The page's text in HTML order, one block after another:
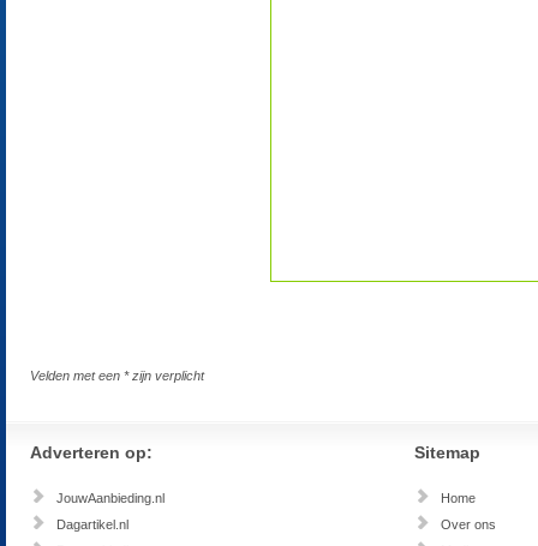
Velden met een * zijn verplicht
Adverteren op:
JouwAanbieding.nl
Dagartikel.nl
Sitemap
Home
Over ons